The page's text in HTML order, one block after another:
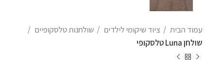
עמוד הבית ציוד שיקומי לילדים
שולחנות טלסקופיים
שולחן Luna טלסקופי